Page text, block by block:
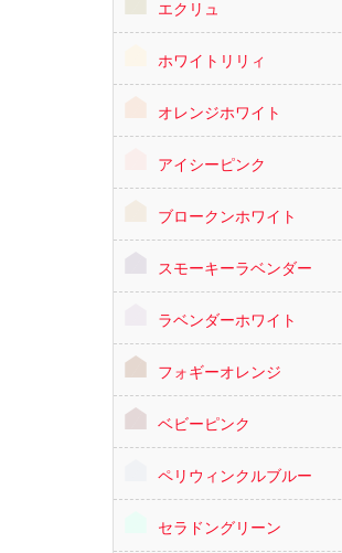
エクリュ
ホワイトリリィ
オレンジホワイト
アイシーピンク
ブロークンホワイト
スモーキーラベンダー
ラベンダーホワイト
フォギーオレンジ
ベビーピンク
ペリウィンクルブルー
セラドングリーン